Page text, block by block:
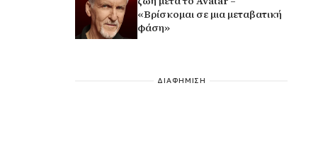
«Βρίσκομαι σε μια μεταβατική
φάση»
ΔΙΑΦΗΜΙΣΗ